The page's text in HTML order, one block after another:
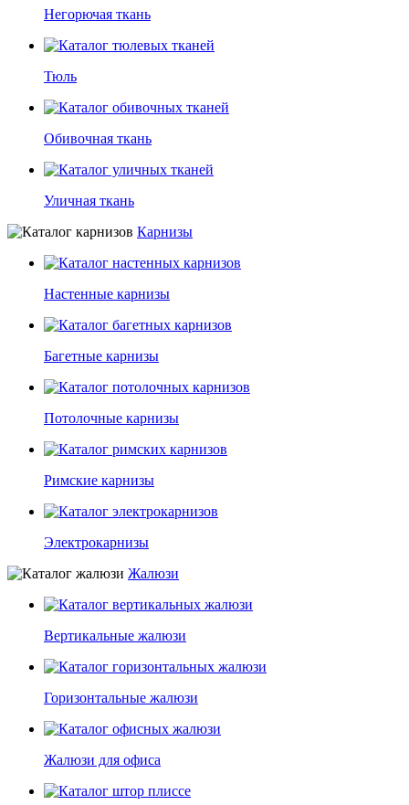
Негорючая ткань
Тюль
Обивочная ткань
Уличная ткань
Карнизы
Настенные карнизы
Багетные карнизы
Потолочные карнизы
Римские карнизы
Электрокарнизы
Жалюзи
Вертикальные жалюзи
Горизонтальные жалюзи
Жалюзи для офиса